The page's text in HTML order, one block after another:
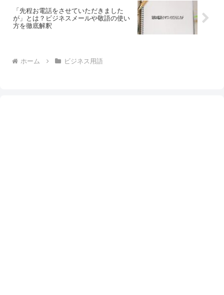
「先程お電話をさせていただきました
が」とは？ビジネスメールや敬語の使い
方を徹底解釈
ホーム ビジネス用語